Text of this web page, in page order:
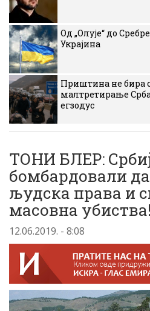
Од „Олује“ до
Украјина
Приштина не бира
малтретирање
егзодус
ТОНИ БЛЕР:
бомбардовали
људска права и
масовна убиства!
12.06.2019. - 8:08